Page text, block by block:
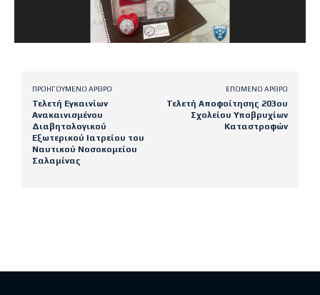
ΠΡΟΗΓΟΎΜΕΝΟ ΆΡΘΡΟ
Τελετή Εγκαινίων
Ανακαινισμένου
Διαβητολογικού
Εξωτερικού Ιατρείου του
Ναυτικού Νοσοκομείου
Σαλαμίνας
ΕΠΌΜΕΝΟ ΆΡΘΡΟ
Τελετή Αποφοίτησης 203ου
Σχολείου Υποβρυχίων
Καταστροφών